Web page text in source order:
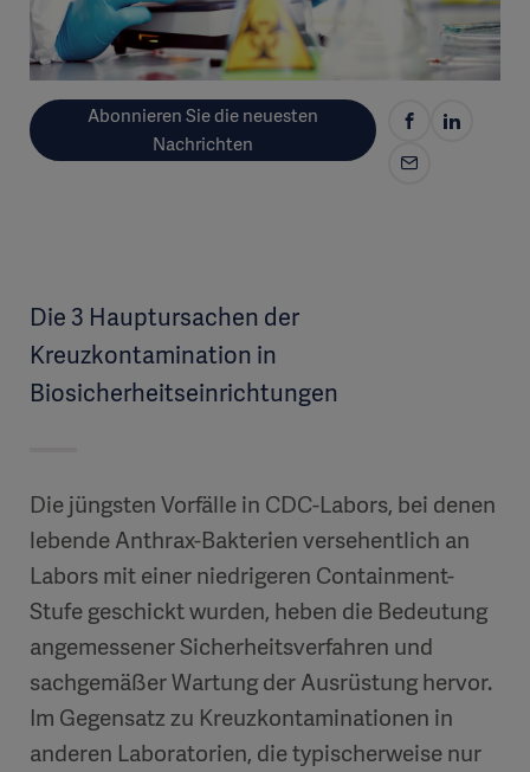
Abonnieren Sie die neuesten
Nachrichten
Die 3 Hauptursachen der
Kreuzkontamination in
Biosicherheitseinrichtungen
Die jüngsten Vorfälle in CDC-Labors, bei denen
lebende Anthrax-Bakterien versehentlich an
Labors mit einer niedrigeren Containment-
Stufe geschickt wurden, heben die Bedeutung
angemessener Sicherheitsverfahren und
sachgemäßer Wartung der Ausrüstung hervor.
Im Gegensatz zu Kreuzkontaminationen in
anderen Laboratorien, die typischerweise nur